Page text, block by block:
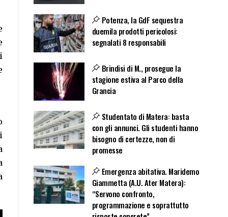
Potenza, la GdF sequestra
duemila prodotti pericolosi:
segnalati 8 responsabili
Brindisi di M., prosegue la
stagione estiva al Parco della
Grancia
Studentato di Matera: basta
con gli annunci. Gli studenti hanno
bisogno di certezze, non di
promesse
Emergenza abitativa. Maridemo
Giammetta (A.U. Ater Matera):
“Servono confronto,
programmazione e soprattutto